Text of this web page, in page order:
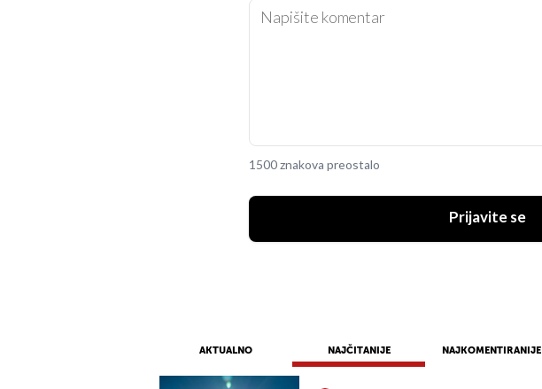
1500 znakova preostalo
Prijavite se
AKTUALNO NAJČITANIJE NAJKOMENTIRANIJE